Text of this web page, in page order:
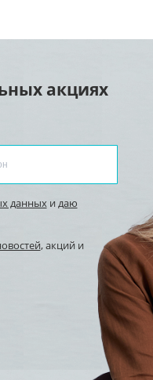
акциях
данныхи даю
, акций и